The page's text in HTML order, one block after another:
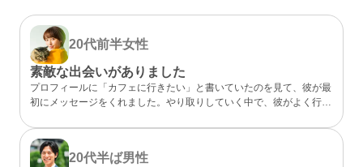
20代前半女性
素敵な出会いがありました
プロフィールに「カフェに行きたい」と書いていたのを見て、彼が最
初にメッセージをくれました。やり取りしていく中で、彼がよく行く
となく気になるところが一緒だったので、私的には今までになくメッ
セージが盛り上がり嬉しかったです。 カフェに誘ってもらい、実際
にお会いするととっても話しやすくて、時間があっという間。 少し
20代半ば男性